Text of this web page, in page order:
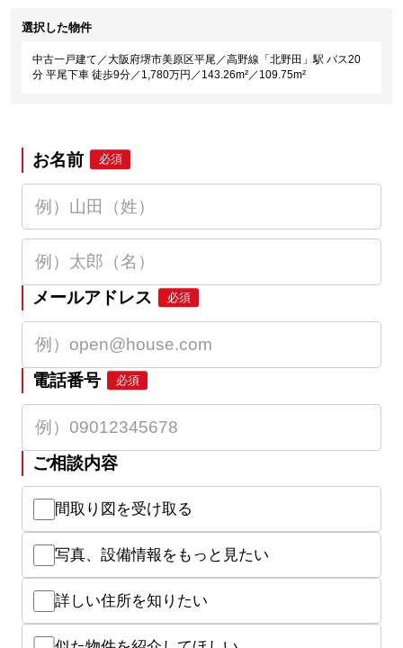
選択した物件
中古一戸建て／大阪府堺市美原区平尾／高野線「北野田」駅 バス20
分 平尾下車 徒歩9分／1,780万円／143.26m²／109.75m²
お名前 必須
メールアドレス 必須
電話番号 必須
ご相談内容
間取り図を受け取る
写真、設備情報をもっと見たい
詳しい住所を知りたい